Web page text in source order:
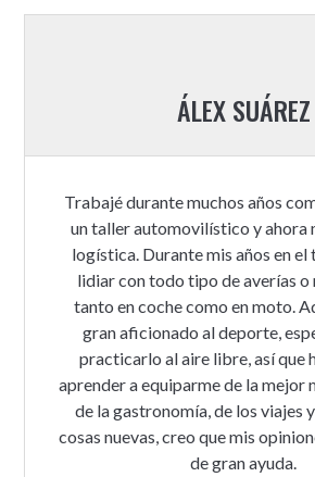
ÁLEX SUÁREZ
Trabajé durante muchos años
un taller automovilístico y ahora
logística. Durante mis años en el
lidiar con todo tipo de averías o
tanto en coche como en moto.
gran aficionado al deporte,
practicarlo al aire libre, así que
aprender a equiparme de la mejor
de la gastronomía, de los viajes
cosas nuevas, creo que mis
de gran ayuda.